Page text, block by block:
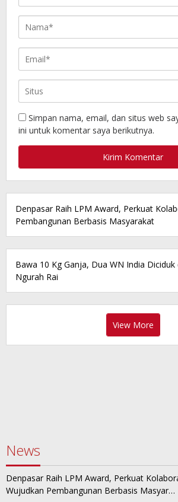
Simpan nama, email, dan situs web
ini untuk komentar saya berikutnya.
Denpasar Raih LPM Award, Perkuat
Pembangunan Berbasis Masyarakat
Bawa 10 Kg Ganja, Dua WN India Diciduk
Ngurah Rai
View More
News
Denpasar Raih LPM Award, Perkuat
Wujudkan Pembangunan Berbasis Masyar…